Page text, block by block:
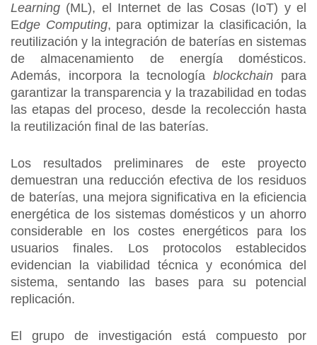
Learning (ML), el Internet de las Cosas (IoT) y el
Edge Computing, para optimizar la clasificación, la
reutilización y la integración de baterías en sistemas
de almacenamiento de energía domésticos.
Además, incorpora la tecnologíablockchain para
garantizar la transparencia y la trazabilidad en todas
las etapas del proceso, desde la recolección hasta
la reutilización final de las baterías.
Los resultados preliminares de este proyecto
demuestran una reducción efectiva de los residuos
de baterías, una mejora significativa en la eficiencia
energética de los sistemas domésticos y un ahorro
considerable en los costes energéticos para los
usuarios finales. Los protocolos establecidos
evidencian la viabilidad técnica y económica del
sistema, sentando las bases para su potencial
replicación.
El grupo de investigación está compuesto por